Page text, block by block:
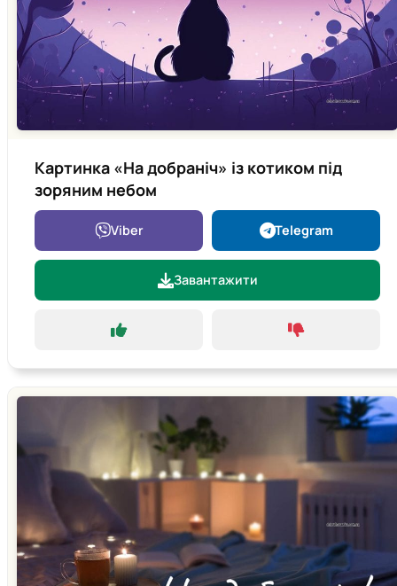
Картинка «На добраніч» із котиком під
зоряним небом
Viber Telegram
Завантажити